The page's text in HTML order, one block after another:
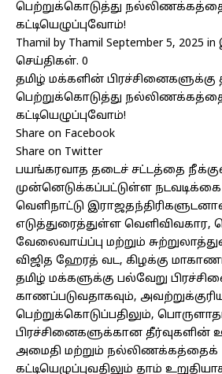
பெற்றுக்கொடுத்து
கட்டியெழுப்புவோம்!
Thamil by Thamil September 5,
செய்திகள். 0
தமிழ் மக்களின்
பெற்றுக்கொடுத்து
கட்டியெழுப்புவோம்!
Share on Facebook
Share on Twitter
பயங்கரவாத தடைச் சட்டத்தை
முன்னெடுக்கப்பட்டுள்ள நடவடிக்கை
வெளிநாட்டு
எடுத்துரைத்துள்ள வெளிவிவகார,
வேலைவாய்ப்பு மற்றும்
விஜித ஹேரத் வட, கிழக்கு
தமிழ் மக்களுக்கு பல்வேறு
காணப்படுவதாகவும்,
பெற்றுக்கொடுப்பதிலும்,
பிரச்சினைகளுக்கான
அமைதி மற்றும் நல்லிணக்கத்தைக்
கட்டியெழுப்புவதிலும் தாம்